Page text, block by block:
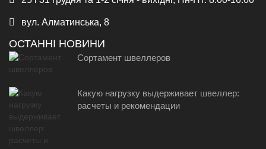
вул. Алматинська, 8
ОСТАННІ НОВИНИ
Сортамент швеллеров
Какую нагрузку выдерживает швеллер:
расчеты и рекомендации